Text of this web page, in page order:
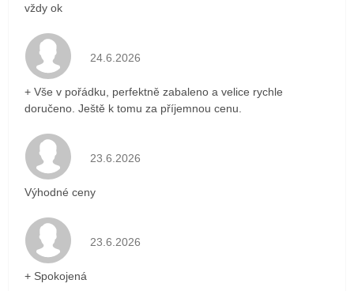
vždy ok
Hodnocení obchodu je 5 z 5 hvězdiček.
24.6.2026
+ Vše v pořádku, perfektně zabaleno a velice rychle
doručeno. Ještě k tomu za příjemnou cenu.
Hodnocení obchodu je 5 z 5 hvězdiček.
23.6.2026
Výhodné ceny
Hodnocení obchodu je 5 z 5 hvězdiček.
23.6.2026
+ Spokojená